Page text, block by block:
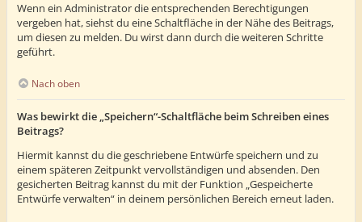
Wenn ein Administrator die entsprechenden Berechtigungen
vergeben hat, siehst du eine Schaltfläche in der Nähe des Beitrags,
um diesen zu melden. Du wirst dann durch die weiteren Schritte
geführt.
Nach oben
Was bewirkt die „Speichern“-Schaltfläche beim Schreiben eines
Beitrags?
Hiermit kannst du die geschriebene Entwürfe speichern und zu
einem späteren Zeitpunkt vervollständigen und absenden. Den
gesicherten Beitrag kannst du mit der Funktion „Gespeicherte
Entwürfe verwalten“ in deinem persönlichen Bereich erneut laden.